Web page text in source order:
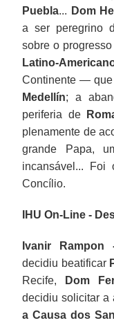
Puebla... Dom
a ser peregrino
sobre o
Latino-
Continente — que
Medellín; a
periferia de
plenamente de
grande Papa,
incansável...
Concílio.
IHU On-Line -
Ivanir Rampon
decidiu beatificar
Recife,
Dom
decidiu solicitar a
a Causa dos